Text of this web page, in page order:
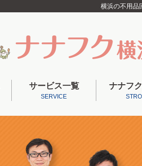
横浜の不用品
サービス一覧
SERVICE
ナナフ